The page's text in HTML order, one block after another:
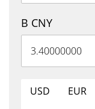
В CNY
USD EUR